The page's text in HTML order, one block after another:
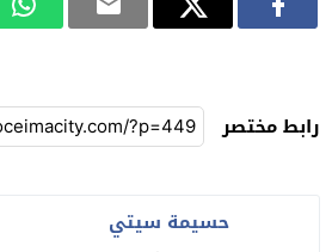
رابط مختصر
حسيمة سيتي